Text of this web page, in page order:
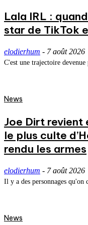
Lala IRL :
star de TikTok
elodierhum - 7 août 2026
C'est une trajectoire
News
Joe Dirt revient
le plus culte
rendu les armes
elodierhum - 7 août 2026
Il y a des personnages qu'on
News